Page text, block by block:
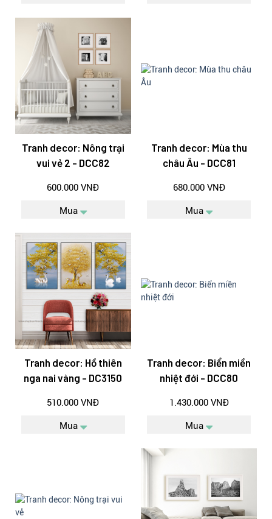
Tranh decor: Nông trại
vui vẻ 2 - DCC82
600.000 VNĐ
Mua
Tranh decor: Mùa thu
châu Âu - DCC81
680.000 VNĐ
Mua
Tranh decor: Hồ thiên
nga nai vàng - DC3150
510.000 VNĐ
Mua
Tranh decor: Biển miền
nhiệt đới - DCC80
1.430.000 VNĐ
Mua